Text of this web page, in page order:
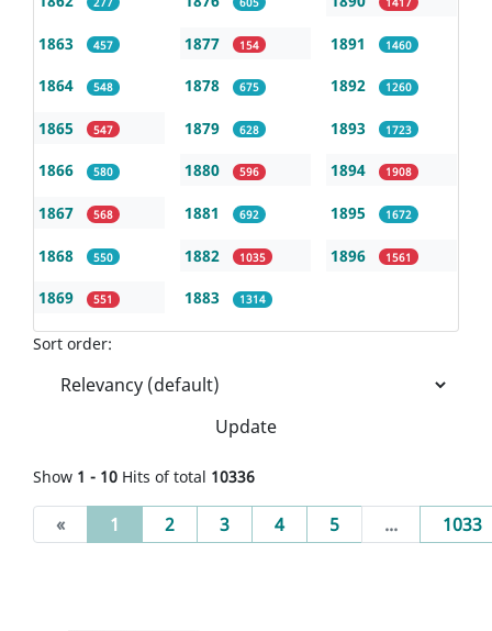
1863 457
1864 548
1865 547
1866 580
1867 568
1868 550
1869 551
1877 154
1878 675
1879 628
1880 596
1881 692
1882 1035
1883 1314
1891 1460
1892 1260
1893 1723
1894 1908
1895 1672
1896 1561
Sort order:
Update
Show 1 - 10 Hits of total 10336
« 1 (current)
2 3 4 5 ... 1033